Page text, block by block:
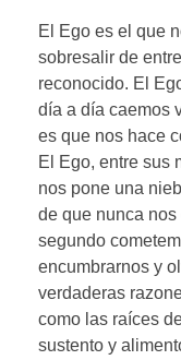
El Ego es el que
sobresalir de
reconocido. El
día a día caemos
es que nos hace
El Ego, entre sus
nos pone una
de que nunca
segundo
encumbrarnos y
verdaderas
como las raíces
sustento y